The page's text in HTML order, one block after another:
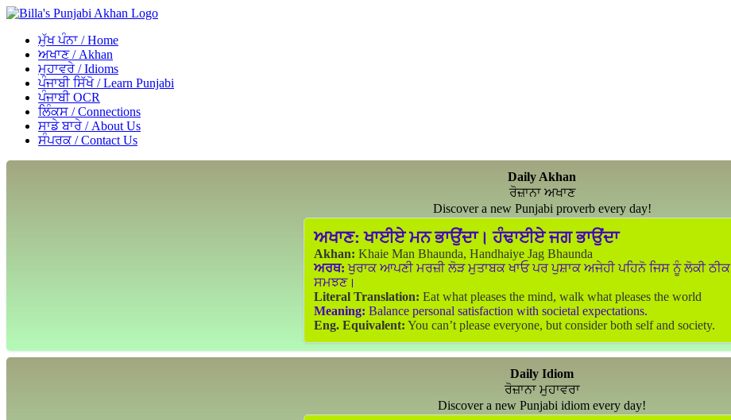
ਮੁੱਖ ਪੰਨਾ / Home
ਅਖਾਣ / Akhan
ਮੁਹਾਵਰੇ / Idioms
ਪੰਜਾਬੀ ਸਿੱਖੋ / Learn Punjabi
ਪੰਜਾਬੀ OCR
ਲਿੰਕਸ / Connections
ਸਾਡੇ ਬਾਰੇ / About Us
ਸੰਪਰਕ / Contact Us
Daily Akhan
ਰੋਜ਼ਾਨਾ ਅਖਾਣ
Discover a new Punjabi proverb every day!
ਅਖਾਣ: ਖਾਈਏ ਮਨ ਭਾਉਂਦਾ। ਹੰਢਾਈਏ ਜਗ ਭਾਉਂਦਾ
Akhan: Khaie Man Bhaunda, Handhaiye Jag Bhaunda
ਅਰਥ: ਖੁਰਾਕ ਆਪਣੀ ਮਰਜ਼ੀ ਲੋੜ ਮੁਤਾਬਕ ਖਾਓ ਪਰ ਪੁਸ਼ਾਕ ਅਜੇਹੀ ਪਹਿਨੋ ਜਿਸ ਨੂੰ ਲੋਕੀ ਠੀਕ
ਸਮਝਣ।
Literal Translation: Eat what pleases the mind, walk what pleases the world
Meaning: Balance personal satisfaction with societal expectations.
Eng. Equivalent: You can’t please everyone, but consider both self and society.
Daily Idiom
ਰੋਜ਼ਾਨਾ ਮੁਹਾਵਰਾ
Discover a new Punjabi idiom every day!